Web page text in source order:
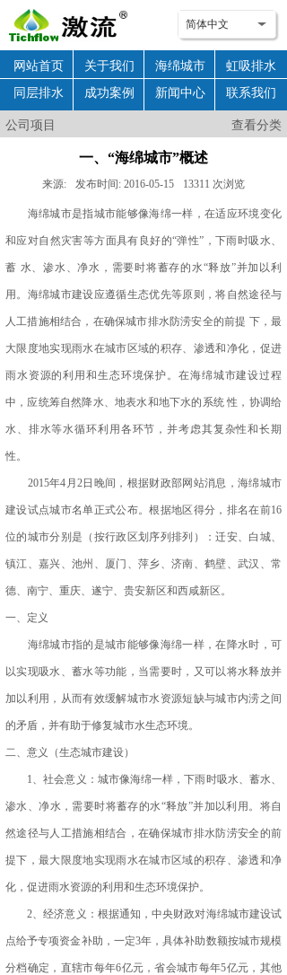
简体中文
网站首页 关于我们 海绵城市
虹吸排水
同层排水
成功案例 新闻中心
联系我们
公司项目
公司项目 查看分类
一、“海绵城市”概述
来源: 发布时间: 2016-05-15 13311 次浏览
海绵城市是指城市能够像海绵一样，在适应环境变化
和应对自然灾害等方面具有良好的“弹性”，下雨时吸水、
蓄 水、渗水、净水，需要时将蓄存的水“释放”并加以利
用。海绵城市建设应遵循生态优先等原则，将自然途径与
人工措施相结合，在确保城市排水防涝安全的前提 下，最
大限度地实现雨水在城市区域的积存、渗透和净化，促进
雨水资源的利用和生态环境保护。在海绵城市建设过程
中，应统筹自然降水、地表水和地下水的系统 性，协调给
水、排水等水循环利用各环节，并考虑其复杂性和长期
性。
2015年4月2日晚间，根据财政部网站消息，海绵城市
建设试点城市名单正式公布。根据地区得分，排名在前16
位的城市分别是（按行政区划序列排列）：迁安、白城、
镇江、嘉兴、池州、厦门、萍乡、济南、鹤壁、武汉、常
德、南宁、重庆、遂宁、贵安新区和西咸新区。
一、定义
海绵城市指的是城市能够像海绵一样，在降水时，可
以实现吸水、蓄水等功能，当需要时，又可以将水释放并
加以利用，从而有效缓解城市水资源短缺与城市内涝之间
的矛盾，并有助于修复城市水生态环境。
二、意义（生态城市建设）
1、社会意义：城市像海绵一样，下雨时吸水、蓄水、
渗水、净水，需要时将蓄存的水“释放”并加以利用。将自
然途径与人工措施相结合，在确保城市排水防涝安全的前
提下，最大限度地实现雨水在城市区域的积存、渗透和净
化，促进雨水资源的利用和生态环境保护。
2、经济意义：根据通知，中央财政对海绵城市建设试
点给予专项资金补助，一定3年，具体补助数额按城市规模
分档确定，直辖市每年6亿元，省会城市每年5亿元，其他